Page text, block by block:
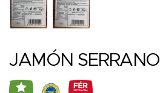
JAMÓN SERRANO